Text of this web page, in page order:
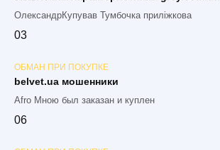
ОлександрКупував Тумбочка приліжкова
03
ОБМАН ПРИ ПОКУПКЕ
belvet.ua мошенники
Afro Мною был заказан и куплен
06